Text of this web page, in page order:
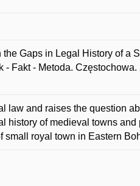
Gaps in Legal History of a
Fakt - Metoda.
law and raises the question
history of medieval towns and
small royal town in Eastern